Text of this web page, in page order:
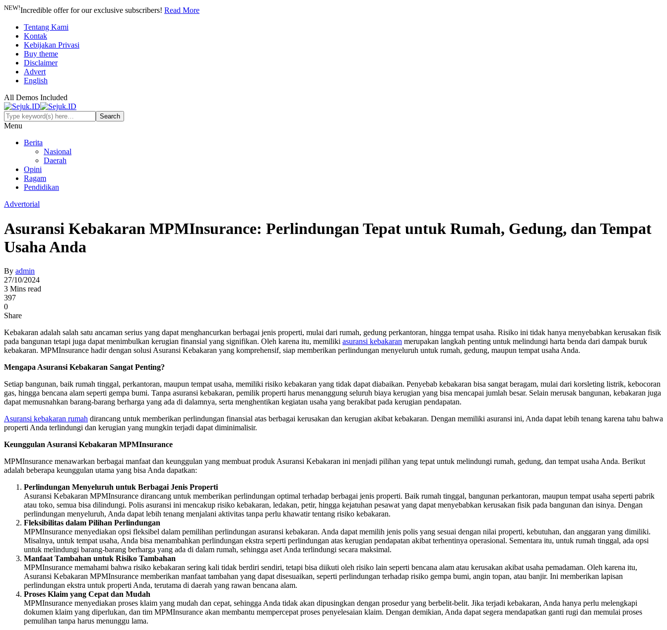
NEW!Incredible offer for our exclusive subscribers! Read More
Tentang Kami
Kontak
Kebijakan Privasi
Buy theme
Disclaimer
Advert
English
All Demos Included
Menu
Berita
Nasional
Daerah
Opini
Ragam
Pendidikan
Advertorial
Asuransi Kebakaran MPMInsurance: Perlindungan Tepat untuk Rumah, Gedung, dan Tempat
Usaha Anda
By admin
27/10/2024
3 Mins read
397
0
Share
Kebakaran adalah salah satu ancaman serius yang dapat menghancurkan berbagai jenis properti, mulai dari rumah, gedung perkantoran, hingga tempat usaha. Risiko ini tidak hanya menyebabkan kerusakan fisik
pada bangunan tetapi juga dapat menimbulkan kerugian finansial yang signifikan. Oleh karena itu, memiliki asuransi kebakaran merupakan langkah penting untuk melindungi harta benda dari dampak buruk
kebakaran. MPMInsurance hadir dengan solusi Asuransi Kebakaran yang komprehensif, siap memberikan perlindungan menyeluruh untuk rumah, gedung, maupun tempat usaha Anda.
Mengapa Asuransi Kebakaran Sangat Penting?
Setiap bangunan, baik rumah tinggal, perkantoran, maupun tempat usaha, memiliki risiko kebakaran yang tidak dapat diabaikan. Penyebab kebakaran bisa sangat beragam, mulai dari korsleting listrik, kebocoran
gas, hingga bencana alam seperti gempa bumi. Tanpa asuransi kebakaran, pemilik properti harus menanggung seluruh biaya kerugian yang bisa mencapai jumlah besar. Selain merusak bangunan, kebakaran juga
dapat memusnahkan barang-barang berharga yang ada di dalamnya, serta menghentikan kegiatan usaha yang berakibat pada kerugian pendapatan.
Asuransi kebakaran rumah dirancang untuk memberikan perlindungan finansial atas berbagai kerusakan dan kerugian akibat kebakaran. Dengan memiliki asuransi ini, Anda dapat lebih tenang karena tahu bahwa
properti Anda terlindungi dan kerugian yang mungkin terjadi dapat diminimalisir.
Keunggulan Asuransi Kebakaran MPMInsurance
MPMInsurance menawarkan berbagai manfaat dan keunggulan yang membuat produk Asuransi Kebakaran ini menjadi pilihan yang tepat untuk melindungi rumah, gedung, dan tempat usaha Anda. Berikut
adalah beberapa keunggulan utama yang bisa Anda dapatkan:
Perlindungan Menyeluruh untuk Berbagai Jenis Properti
Asuransi Kebakaran MPMInsurance dirancang untuk memberikan perlindungan optimal terhadap berbagai jenis properti. Baik rumah tinggal, bangunan perkantoran, maupun tempat usaha seperti pabrik
atau toko, semua bisa dilindungi. Polis asuransi ini mencakup risiko kebakaran, ledakan, petir, hingga kejatuhan pesawat yang dapat menyebabkan kerusakan fisik pada bangunan dan isinya. Dengan
perlindungan menyeluruh, Anda dapat lebih tenang menjalani aktivitas tanpa perlu khawatir tentang risiko kebakaran.
Fleksibilitas dalam Pilihan Perlindungan
MPMInsurance menyediakan opsi fleksibel dalam pemilihan perlindungan asuransi kebakaran. Anda dapat memilih jenis polis yang sesuai dengan nilai properti, kebutuhan, dan anggaran yang dimiliki.
Misalnya, untuk tempat usaha, Anda bisa menambahkan perlindungan ekstra seperti perlindungan atas kerugian pendapatan akibat terhentinya operasional. Sementara itu, untuk rumah tinggal, ada opsi
untuk melindungi barang-barang berharga yang ada di dalam rumah, sehingga aset Anda terlindungi secara maksimal.
Manfaat Tambahan untuk Risiko Tambahan
MPMInsurance memahami bahwa risiko kebakaran sering kali tidak berdiri sendiri, tetapi bisa diikuti oleh risiko lain seperti bencana alam atau kerusakan akibat usaha pemadaman. Oleh karena itu,
Asuransi Kebakaran MPMInsurance memberikan manfaat tambahan yang dapat disesuaikan, seperti perlindungan terhadap risiko gempa bumi, angin topan, atau banjir. Ini memberikan lapisan
perlindungan ekstra untuk properti Anda, terutama di daerah yang rawan bencana alam.
Proses Klaim yang Cepat dan Mudah
MPMInsurance menyediakan proses klaim yang mudah dan cepat, sehingga Anda tidak akan dipusingkan dengan prosedur yang berbelit-belit. Jika terjadi kebakaran, Anda hanya perlu melengkapi
dokumen klaim yang diperlukan, dan tim MPMInsurance akan membantu mempercepat proses penyelesaian klaim. Dengan demikian, Anda dapat segera mendapatkan ganti rugi dan memulai proses
pemulihan tanpa harus menunggu lama.